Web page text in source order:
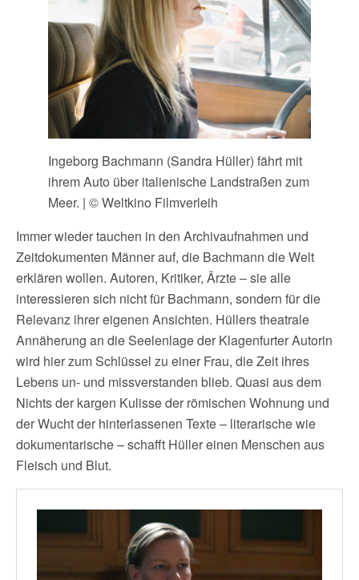
Ingeborg Bachmann (Sandra Hüller) fährt mit
ihrem Auto über italienische Landstraßen zum
Meer. | © Weltkino Filmverleih
Immer wieder tauchen in den Archivaufnahmen und
Zeitdokumenten Männer auf, die Bachmann die Welt
erklären wollen. Autoren, Kritiker, Ärzte – sie alle
interessieren sich nicht für Bachmann, sondern für die
Relevanz ihrer eigenen Ansichten. Hüllers theatrale
Annäherung an die Seelenlage der Klagenfurter Autorin
wird hier zum Schlüssel zu einer Frau, die Zeit ihres
Lebens un- und missverstanden blieb. Quasi aus dem
Nichts der kargen Kulisse der römischen Wohnung und
der Wucht der hinterlassenen Texte – literarische wie
dokumentarische – schafft Hüller einen Menschen aus
Fleisch und Blut.